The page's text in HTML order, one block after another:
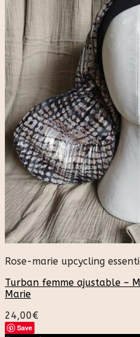
Rose-marie upcycling
Turban femme ajustable –
Marie
24,00€
Save